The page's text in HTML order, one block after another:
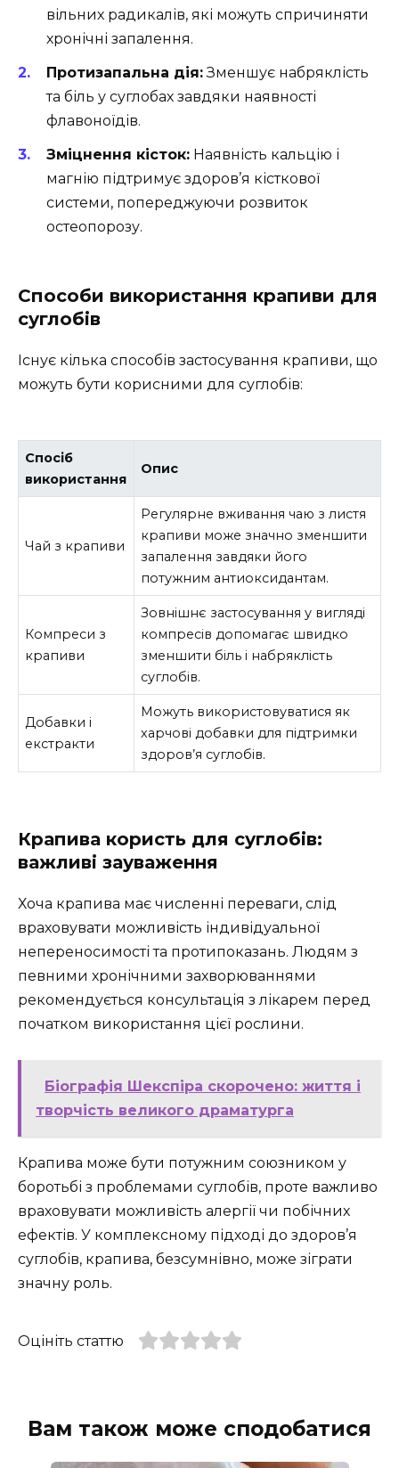
вільних радикалів, які можуть спричиняти
хронічні запалення.
Протизапальна дія:Зменшує набряклість
та біль у суглобах завдяки наявності
флавоноїдів.
Зміцнення кісток: Наявність кальцію і
магнію підтримує здоров’я кісткової
системи, попереджуючи розвиток
остеопорозу.
Способи використання крапиви для
суглобів
Існує кілька способів застосування крапиви, що
можуть бути корисними для суглобів:
Спосіб
використання
Опис
Чай з крапиви
Регулярне вживання чаю з листя
крапиви може значно зменшити
запалення завдяки його
потужним антиоксидантам.
Компреси з
крапиви
Зовнішнє застосування у вигляді
компресів допомагає швидко
зменшити біль і набряклість
суглобів.
Добавки і
екстракти
Можуть використовуватися як
харчові добавки для підтримки
здоров’я суглобів.
Крапива користь для суглобів:
важливі зауваження
Хоча крапива має численні переваги, слід
враховувати можливість індивідуальної
непереносимості та протипоказань. Людям з
певними хронічними захворюваннями
рекомендується консультація з лікарем перед
початком використання цієї рослини.
Біографія Шекспіра скорочено: життя і
творчість великого драматурга
Крапива може бути потужним союзником у
боротьбі з проблемами суглобів, проте важливо
враховувати можливість алергії чи побічних
ефектів. У комплексному підході до здоров’я
суглобів, крапива, безсумнівно, може зіграти
значну роль.
Оцініть статтю
Вам також може сподобатися